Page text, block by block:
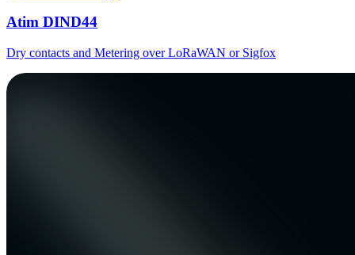
Atim DIND44
Dry contacts and Metering over LoRaWAN or Sigfox